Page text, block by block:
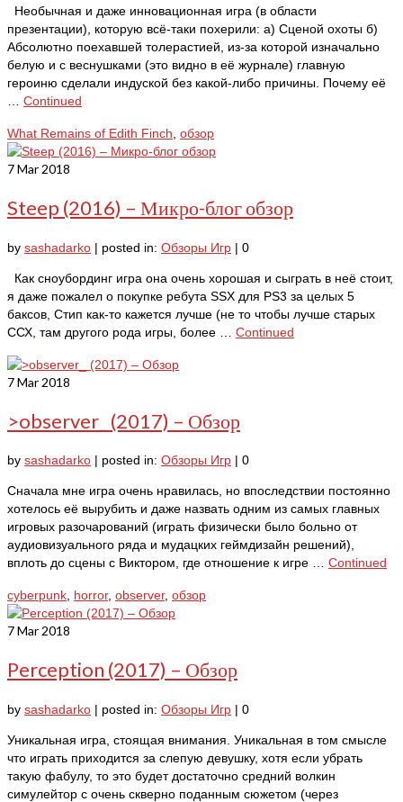
Необычная и даже инновационная игра (в области
презентации), которую всё-таки похерили: а) Сценой охоты б)
Абсолютно поехавшей толерастией, из-за которой изначально
белую и с веснушками (это видно в её журнале) главную
героиню сделали индуской без какой-либо причины. Почему её
Continued
What Remains of Edith Finch обзор
7Mar 2018
Steep (2016) – Микро-блог обзор
by sashadarko | posted in: Обзоры Игр | 0
Как сноубординг игра она очень хорошая и сыграть в неё стоит,
я даже пожалел о покупке ребута SSX для PS3 за целых 5
баксов, Стип как-то кажется лучше (не то чтобы лучше старых
ССХ, там другого рода игры, более … Continued
7Mar 2018
>observer_ (2017) – Обзор
by sashadarko | posted in: Обзоры Игр | 0
Сначала мне игра очень нравилась, но впоследствии постоянно
хотелось её вырубить и даже назвать одним из самых главных
игровых разочарований (играть физически было больно от
аудиовизуального ряда и мудацких геймдизайн решений),
вплоть до сцены с Виктором, где отношение к игре … Continued
cyberpunk horror, observer, обзор
7Mar 2018
Perception (2017) – Обзор
by sashadarko | posted in: Обзоры Игр | 0
Уникальная игра, стоящая внимания. Уникальная в том смысле
что играть приходится за слепую девушку, хотя если убрать
такую фабулу, то это будет достаточно средний волкин
симулейтор с очень скверно поданным сюжетом (через